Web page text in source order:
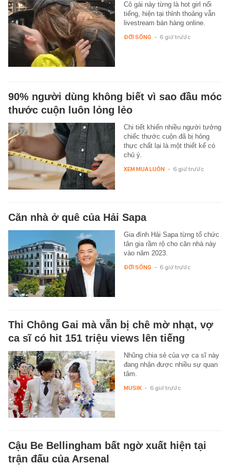
Cô gái này từng là hot girl nổi
tiếng, hiện tại thỉnh thoảng vẫn
livestream bán hàng online.
ĐỜI SỐNG - 6 giờ trước
90% người dùng không biết vì sao đầu móc
thước cuộn luôn lỏng lẻo
Chi tiết khiến nhiều người tưởng
chiếc thước cuộn đã bị hỏng
thực chất lại là một thiết kế có
chủ ý.
XEM MUA LUÔN - 6 giờ trước
Căn nhà ở quê của Hải Sapa
Gia đình Hải Sapa từng tổ chức
tân gia rầm rộ cho căn nhà này
vào năm 2023.
ĐỜI SỐNG - 6 giờ trước
Thi Chông Gai mà vẫn bị chê mờ nhạt, vợ
ca sĩ có hit 151 triệu views lên tiếng
Nhũng chia sẻ của vợ ca sĩ này
đang nhận được nhiều sự quan
tâm.
MUSIK - 6 giờ trước
Cậu Be Bellingham bất ngờ xuất hiện tại
trận đấu của Arsenal